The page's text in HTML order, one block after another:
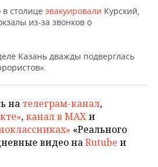
столице эвакуировали Курский,
из-за звонков о
Казань дважды подверглась
на телеграм-канал,
,канал в MAXи
«Реального
видео наRutube и